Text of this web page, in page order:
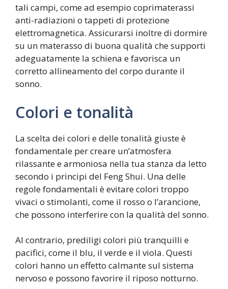
tali campi, come ad esempio coprimaterassi
anti-radiazioni o tappeti di protezione
elettromagnetica. Assicurarsi inoltre di dormire
su un materasso di buona qualità che supporti
adeguatamente la schiena e favorisca un
corretto allineamento del corpo durante il
sonno.
Colori e tonalità
La scelta dei colori e delle tonalità giuste è
fondamentale per creare un’atmosfera
rilassante e armoniosa nella tua stanza da letto
secondo i principi del Feng Shui. Una delle
regole fondamentali è evitare colori troppo
vivaci o stimolanti, come il rosso o l’arancione,
che possono interferire con la qualità del sonno.
Al contrario, prediligi colori più tranquilli e
pacifici, come il blu, il verde e il viola. Questi
colori hanno un effetto calmante sul sistema
nervoso e possono favorire il riposo notturno.